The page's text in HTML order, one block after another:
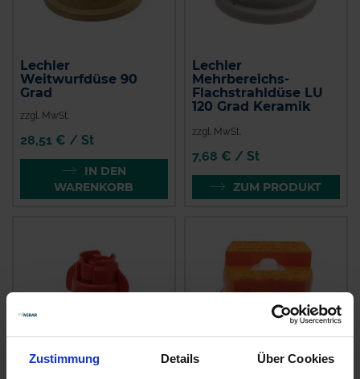
Zustimmung Details Über Cookies
Lechler
Weitwurfdüse 90
Grad
zzgl. MwSt.
28,51 € / St
IN DEN
WARENKORB
Lechler
Mehrbereichs-
Flachstrahldüse LU
120 Grad Keramik
zzgl. MwSt.
7,68 € / St
ZUM PRODUKT